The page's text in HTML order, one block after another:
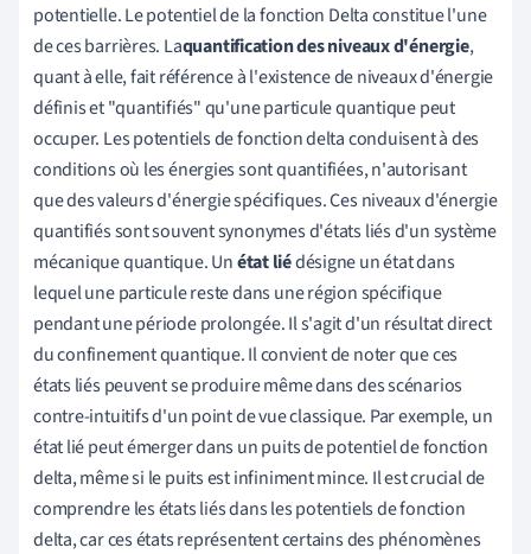
potentielle. Le potentiel de la fonction Delta constitue l'une
de ces barrières. Laquantification des niveaux d'énergie,
quant à elle, fait référence à l'existence de niveaux d'énergie
définis et "quantifiés" qu'une particule quantique peut
occuper. Les potentiels de fonction delta conduisent à des
conditions où les énergies sont quantifiées, n'autorisant
que des valeurs d'énergie spécifiques. Ces niveaux d'énergie
quantifiés sont souvent synonymes d'états liés d'un système
mécanique quantique. Unétat liédésigne un état dans
lequel une particule reste dans une région spécifique
pendant une période prolongée. Il s'agit d'un résultat direct
du confinement quantique. Il convient de noter que ces
états liés peuvent se produire même dans des scénarios
contre-intuitifs d'un point de vue classique. Par exemple, un
état lié peut émerger dans un puits de potentiel de fonction
delta, même si le puits est infiniment mince. Il est crucial de
comprendre les états liés dans les potentiels de fonction
delta, car ces états représentent certains des phénomènes